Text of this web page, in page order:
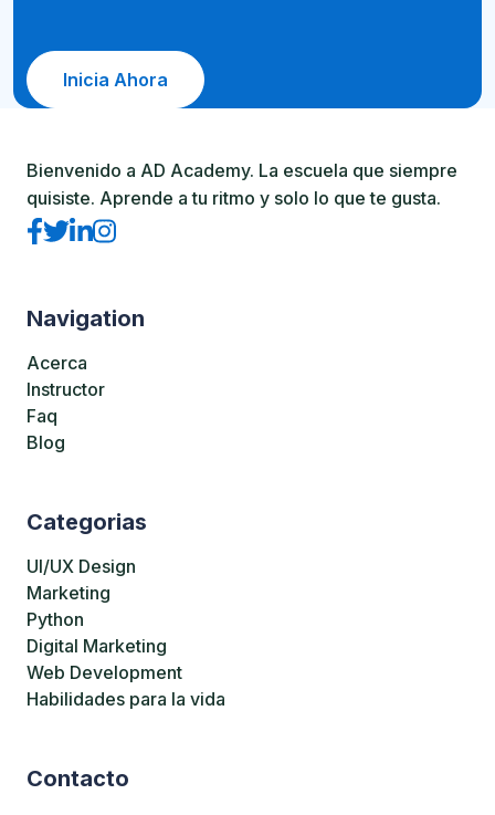
Inicia Ahora
Bienvenido a AD Academy. La escuela que siempre
quisiste. Aprende a tu ritmo y solo lo que te gusta.
Navigation
Acerca
Instructor
Faq
Blog
Categorias
UI/UX Design
Marketing
Python
Digital Marketing
Web Development
Habilidades para la vida
Contacto